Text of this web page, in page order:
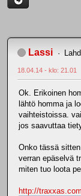
Lassi
18.04.14 - klo: 21.01
Ok. Erikoinen
lähtö homma ja
vaihteistoissa.
jos saavuttaa
Onko tässä
verran epäselvä
miten tuo loota
http://